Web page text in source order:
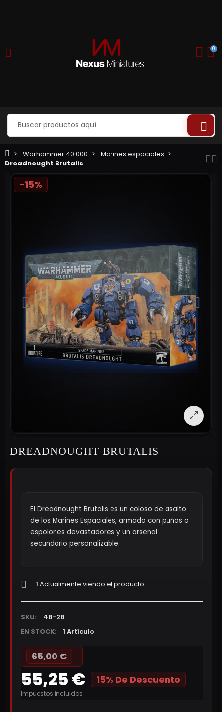
0
Warhammer 40.000
Marines espaciales
Dreadnought Brutalis
-15%
DREADNOUGHT BRUTALIS
El Dreadnought Brutalis es un coloso de asalto
de los Marines Espaciales, armado con puños o
espolones devastadores y un arsenal
secundario personalizable.
1 Actualmente viendo el producto
SKU:
48-28
EN STOCK:
1 Artículo
65,00 €
55,25 € 15% De Descuento
Impuestos incluidos